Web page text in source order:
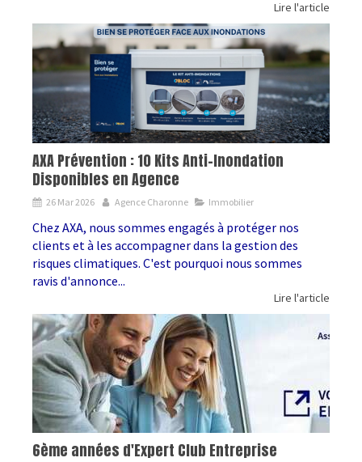
Lire l'article
AXA Prévention : 10 Kits Anti-Inondation
Disponibles en Agence
26 Mar 2026 Agence Charonne Immobilier
Chez AXA, nous sommes engagés à protéger nos
clients et à les accompagner dans la gestion des
risques climatiques. C'est pourquoi nous sommes
ravis d'annonce...
Lire l'article
6ème années d'Expert Club Entreprise